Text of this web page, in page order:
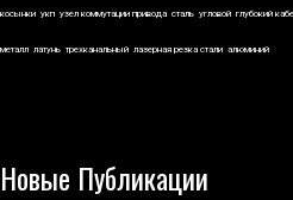
косынки укп узел коммутации привода сталь угловой глубокий
металл латунь трехканальный лазерная резка стали алюминий
Новые Публикации